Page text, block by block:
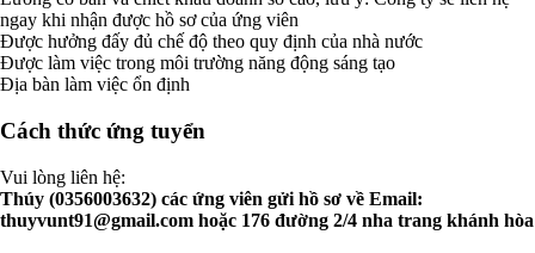
ngay khi nhận được hồ sơ của ứng viên
Được hưởng đấy đủ chế độ theo quy định của nhà nước
Được làm việc trong môi trường năng động sáng tạo
Địa bàn làm việc ổn định
Cách thức ứng tuyển
Vui lòng liên hệ:
Thúy (0356003632) các ứng viên gửi hồ sơ về Email:
thuyvunt91@gmail.com hoặc 176 đường 2/4 nha trang khánh hòa